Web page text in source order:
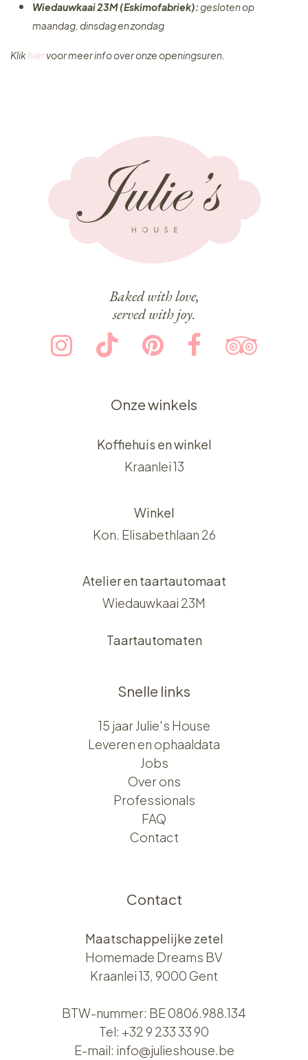
Wiedauwkaai 23M (Eskimofabriek):gesloten op
maandag, dinsdag en zondag
Klikhiervoor meer info over onze openingsuren.
Baked with love,
served with joy.
Onze winkels
Koffiehuis en winkel
Kraanlei 13
Winkel
Kon. Elisabethlaan 26
Atelier en taartautomaat
Wiedauwkaai 23M
Taartautomaten
Snelle links
15 jaar Julie's House
Leveren en ophaaldata
Jobs
Over ons​​
Professionals
FAQ
Contact
Contact
Maatschappelijke zetel
Homemade Dreams BV
Kraanlei 13, 9000 Gent
BTW-nummer: BE 0806.988.134
Tel: +32 9 233 33 90
E-mail: info@julieshouse.be